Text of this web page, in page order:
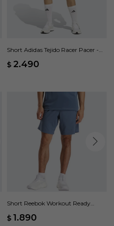
Short Adidas Tejido Racer Pacer -
$ 2.490
Short Reebok Workout Ready
$ 1.890